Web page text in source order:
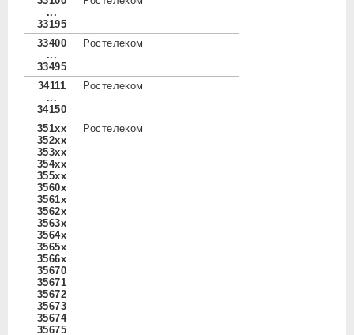
...
33195
33400
...
33495
Ростелеком
34111
...
34150
Ростелеком
351xx
352xx
353xx
354xx
355xx
3560x
3561x
3562x
3563x
3564x
3565x
3566x
35670
35671
35672
35673
35674
35675
Ростелеком